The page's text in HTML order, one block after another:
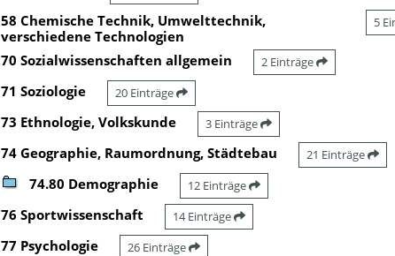
58 Chemische Technik, Umwelttechnik,
verschiedene Technologien
5
70 Sozialwissenschaften allgemein 2 Einträge
71 Soziologie 20 Einträge
73 Ethnologie, Volkskunde 3 Einträge
74 Geographie, Raumordnung, Städtebau 21 Einträge
74.80 Demographie 12 Einträge
76 Sportwissenschaft 14 Einträge
77 Psychologie 26 Einträge